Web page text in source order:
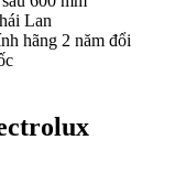
Lan
hãng 2 năm đổi